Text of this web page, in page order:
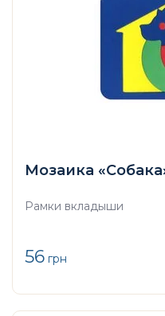
Мозаика
Рамки вкладыши
56 грн